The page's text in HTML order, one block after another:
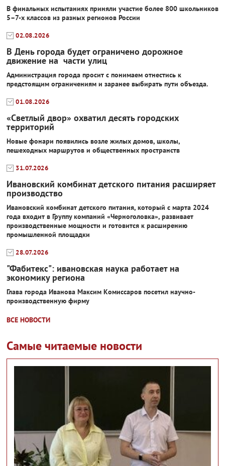
В финальных испытаниях приняли участие более 800 школьников
5–7-х классов из разных регионов России
02.08.2026
В День города будет ограничено дорожное
движение на части улиц
Администрация города просит с понимаем отнестись к
предстоящим ограничениям и заранее выбирать пути объезда.
01.08.2026
«Светлый двор» охватил десять городских
территорий
Новые фонари появились возле жилых домов, школы,
пешеходных маршрутов и общественных пространств
31.07.2026
Ивановский комбинат детского питания расширяет
производство
Ивановский комбинат детского питания, который с марта 2024
года входит в Группу компаний «Черноголовка», развивает
производственные мощности и готовится к расширению
промышленной площадки
28.07.2026
"Фабитекс": ивановская наука работает на
экономику региона
Глава города Иванова Максим Комиссаров посетил научно-
производственную фирму
ВСЕ НОВОСТИ
Самые читаемые новости